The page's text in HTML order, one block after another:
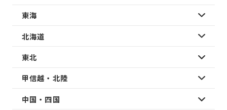
東海
北海道
東北
甲信越・北陸
中国・四国